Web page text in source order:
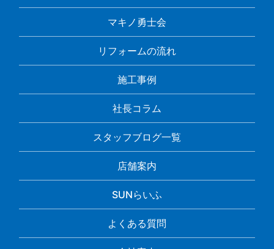
マキノ勇士会
リフォームの流れ
施工事例
社長コラム
スタッフブログ一覧
店舗案内
SUNらいふ
よくある質問